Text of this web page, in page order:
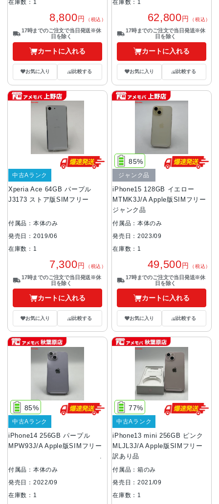
在庫数：1
8,800円 （税込）
17時までのご注文で当日発送※休
日を除く
カートに入れる
お気に入り 比較する
在庫数：1
62,800円 （税込）
17時までのご注文で当日発送※休
日を除く
カートに入れる
お気に入り 比較する
Xperia Ace 64GB パープル
J3173 ストア版SIMフリー
中古Aランク
付属品：本体のみ
発売日：2019/06
在庫数：1
7,300円 （税込）
17時までのご注文で当日発送※休
日を除く
カートに入れる
お気に入り 比較する
iPhone15 128GB イエロー
MTMK3J/A Apple版SIMフリー
ジャンク品
85%
ジャンク品
付属品：本体のみ
発売日：2023/09
在庫数：1
49,500円 （税込）
17時までのご注文で当日発送※休
日を除く
カートに入れる
お気に入り 比較する
iPhone14 256GB パープル
MPW93J/A Apple版SIMフリー
85%
中古Aランク
付属品：本体のみ
発売日：2022/09
在庫数：1
iPhone13 mini 256GB ピンク
MLJL3J/A Apple版SIMフリー
訳あり品
77%
中古Aランク
付属品：箱のみ
発売日：2021/09
在庫数：1